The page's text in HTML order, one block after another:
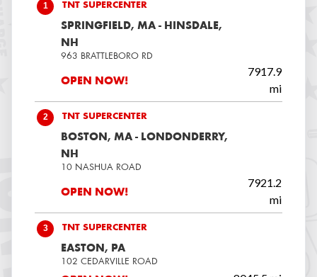
1 TNT SUPERCENTER
SPRINGFIELD, MA - HINSDALE,
NH
963 BRATTLEBORO RD
OPEN NOW!
7917.9
mi
2 TNT SUPERCENTER
BOSTON, MA - LONDONDERRY,
NH
10 NASHUA ROAD
OPEN NOW!
7921.2
mi
3 TNT SUPERCENTER
EASTON, PA
102 CEDARVILLE ROAD